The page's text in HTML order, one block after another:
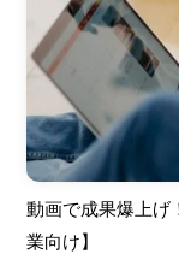
動画で成果爆上げ
業向け】